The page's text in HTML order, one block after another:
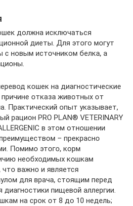
должна исключаться
диеты. Для этого могут
с новым источником белка, а
кошек на диагностические
отказа животных от
Практический опыт указывает,
рацион PRO PLAN® VETERINARY
в этом отношении
– прекрасно
Помимо этого, корм
необходимых кошкам
важно и является
для врача, стоящим перед
пищевой аллергии.
на срок от 8 до 10 недель;